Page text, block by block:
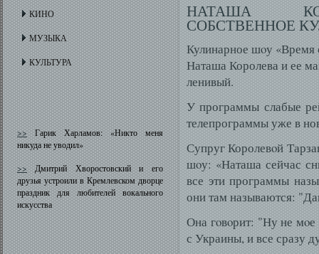
КИНО
МУЗЫКА
КУЛЬТУРА
>>Гарик Харламов: «Никто меня
никуда не уводил»
>>Дмитрий Хворостовский и его
друзья устроили в Кремлевском дворце
праздник для любителей вокального
искусства
НАТАША
СОБСТВЕННОЕ
Кулинарное шοу «Время
Наташа Королева и ее
ленивый.
У программы слабые
телепрограммы уже в
Супруг Королевοй
шοу: «Наташа сейчас
все эти программы
они там называются:
Она гοвοрит: "Ну не
с Украины, и все сразу